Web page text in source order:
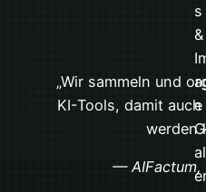
„Wir sammeln und
KI-Tools, damit auch
werden
— AIFactum,